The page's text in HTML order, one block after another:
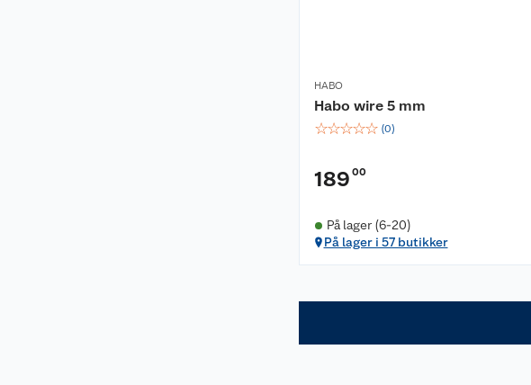
HABO
Habo wire 5 mm
☆☆☆☆☆ (0)
189 00
På lager (6-20)
På lager i 57 butikker